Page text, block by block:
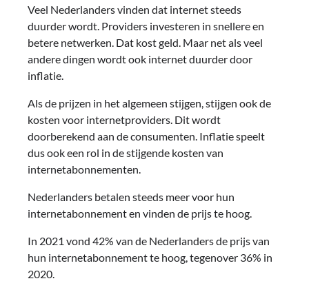
Veel Nederlanders vinden dat internet steeds
duurder wordt. Providers investeren in snellere en
betere netwerken. Dat kost geld. Maar net als veel
andere dingen wordt ook internet duurder door
inflatie.
Als de prijzen in het algemeen stijgen, stijgen ook de
kosten voor internetproviders. Dit wordt
doorberekend aan de consumenten. Inflatie speelt
dus ook een rol in de stijgende kosten van
internetabonnementen.
Nederlanders betalen steeds meer voor hun
internetabonnement en vinden de prijs te hoog.
In 2021 vond 42% van de Nederlanders de prijs van
hun internetabonnement te hoog, tegenover 36% in
2020.